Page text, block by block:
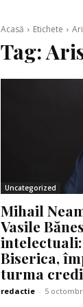
Acasă Etichete
Tag:
Uncategorized
Mihail
Vasile
intelectuali:
Biserica,
turma
redactie - 5